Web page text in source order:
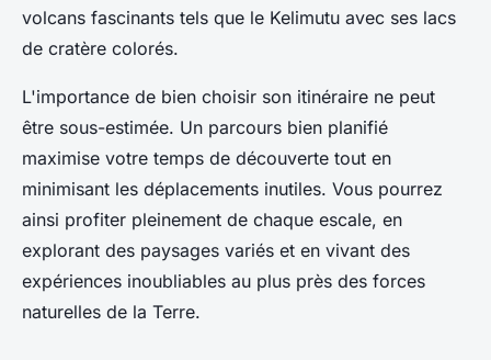
volcans fascinants tels que le Kelimutu avec ses lacs
de cratère colorés.
L'importance de bien choisir son itinéraire ne peut
être sous-estimée. Un parcours bien planifié
maximise votre temps de découverte tout en
minimisant les déplacements inutiles. Vous pourrez
ainsi profiter pleinement de chaque escale, en
explorant des paysages variés et en vivant des
expériences inoubliables au plus près des forces
naturelles de la Terre.